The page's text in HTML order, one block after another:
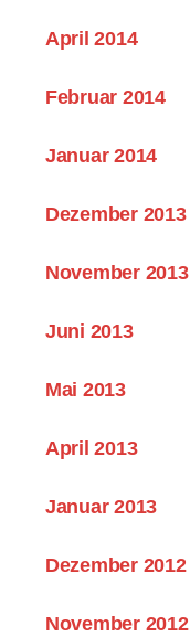
April 2014
Februar 2014
Januar 2014
Dezember 2013
November 2013
Juni 2013
Mai 2013
April 2013
Januar 2013
Dezember 2012
November 2012